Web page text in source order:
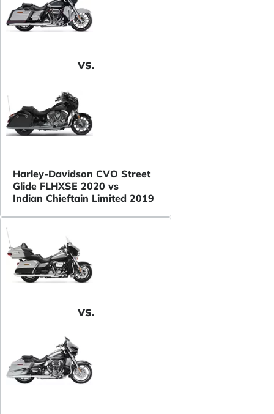
VS.
Harley-Davidson CVO Street
Glide FLHXSE 2020 vs
Indian Chieftain Limited 2019
VS.